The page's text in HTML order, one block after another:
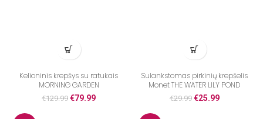
Kelioninis krepšys su ratukais
MORNING GARDEN
€129.99 €79.99
Sulankstomas pirkinių krepšelis
Monet THE WATER LILY POND
€29.99 €25.99